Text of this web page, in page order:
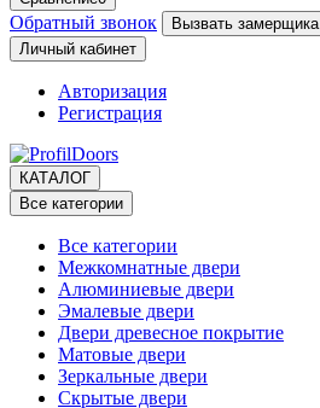
Обратный звонок
Вызвать замерщика
Личный кабинет
Авторизация
Регистрация
КАТАЛОГ
Все категории
Все категории
Межкомнатные двери
Алюминиевые двери
Эмалевые двери
Двери древесное покрытие
Матовые двери
Зеркальные двери
Скрытые двери